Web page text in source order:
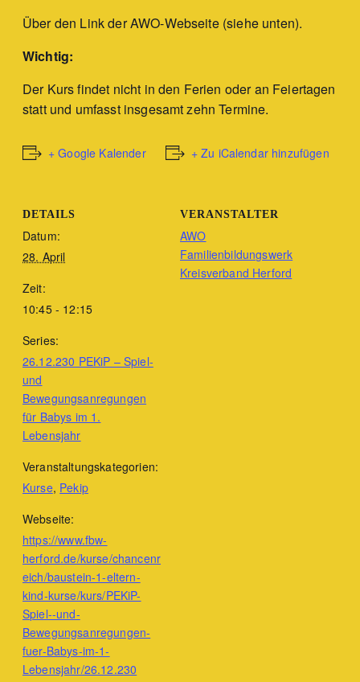
Über den Link der AWO-Webseite (siehe unten).
Wichtig:
Der Kurs findet nicht in den Ferien oder an Feiertagen
statt und umfasst insgesamt zehn Termine.
+ Google Kalender + Zu iCalendar hinzufügen
DETAILS
Datum:
28. April
Zeit:
10:45 - 12:15
Series:
26.12.230 PEKiP – Spiel-
und
Bewegungsanregungen
für Babys im 1.
Lebensjahr
Veranstaltungskategorien:
Kurse, Pekip
Webseite:
https://www.fbw-
herford.de/kurse/chancenr
eich/baustein-1-eltern-
kind-kurse/kurs/PEKiP-
Spiel--und-
Bewegungsanregungen-
fuer-Babys-im-1-
Lebensjahr/26.12.230
VERANSTALTER
AWO
Familienbildungswerk
Kreisverband Herford